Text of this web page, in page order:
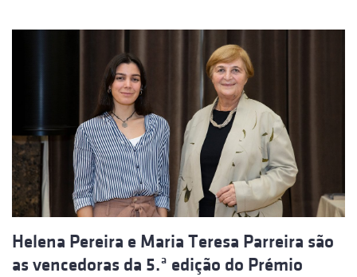
Helena Pereira e Maria Teresa Parreira são
as vencedoras da 5.ª edição do Prémio